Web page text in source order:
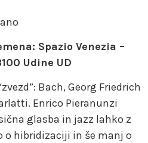
Spazio Venezia –
Udine UD
Bach, Georg Friedrich
Enrico Pieranunzi
glasba in jazz lahko z
o hibridizaciji in še manj o